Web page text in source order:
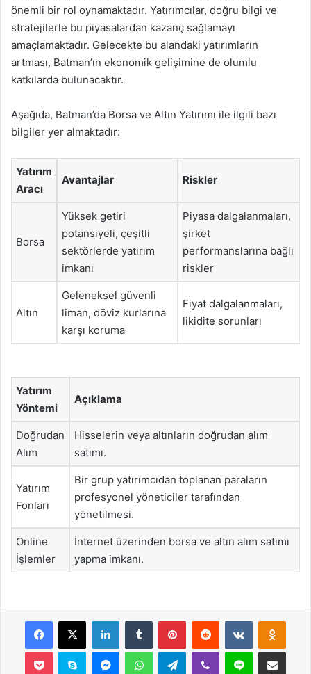
önemli bir rol oynamaktadır. Yatırımcılar, doğru bilgi ve
stratejilerle bu piyasalardan kazanç sağlamayı
amaçlamaktadır. Gelecekte bu alandaki yatırımların
artması, Batman’ın ekonomik gelişimine de olumlu
katkılarda bulunacaktır.
Aşağıda, Batman’da Borsa ve Altın Yatırımı ile ilgili bazı
bilgiler yer almaktadır:
Yatırım
Aracı
Avantajlar Riskler
Borsa
Yüksek getiri
potansiyeli, çeşitli
sektörlerde yatırım
imkanı
Piyasa dalgalanmaları,
şirket
performanslarına bağlı
riskler
Altın
Geleneksel güvenli
liman, döviz kurlarına
karşı koruma
Fiyat dalgalanmaları,
likidite sorunları
Yatırım
Yöntemi
Açıklama
Doğrudan
Alım
Hisselerin veya altınların doğrudan alım
satımı.
Yatırım
Fonları
Bir grup yatırımcıdan toplanan paraların
profesyonel yöneticiler tarafından
yönetilmesi.
Online
İşlemler
İnternet üzerinden borsa ve altın alım satımı
yapma imkanı.
Facebook
X LinkedInTumblr PinterestReddit VKontakte
Pocket Skype MessengerWhatsAppTelegramViber Line E-Posta ile